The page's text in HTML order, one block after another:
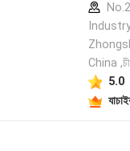
China
5.0